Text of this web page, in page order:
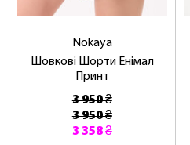
Nokaya
Шовкові Шорти Енімал
Принт
3 950 ₴
3 950 ₴
3 358 ₴